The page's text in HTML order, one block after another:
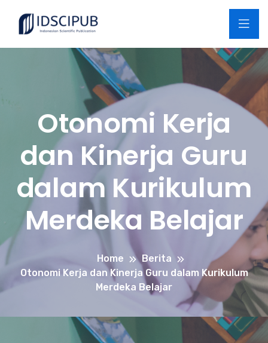
Otonomi Kerja
dan Kinerja Guru
dalam Kurikulum
Merdeka Belajar
Home
Berita
Otonomi Kerja dan Kinerja Guru dalam Kurikulum
Merdeka Belajar